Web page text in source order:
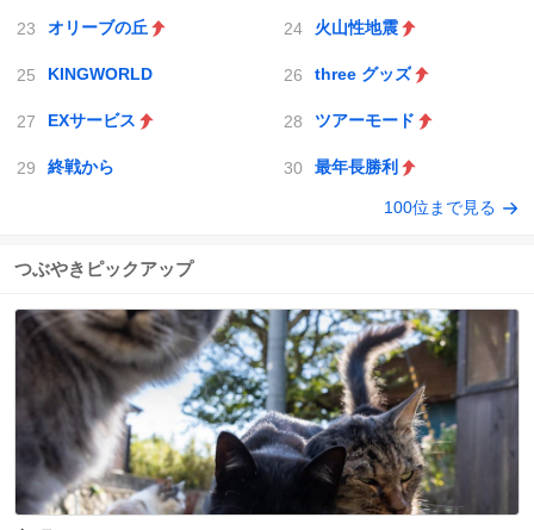
オリーブの丘 火山性地震
KINGWORLD three グッズ
EXサービス ツアーモード
終戦から 最年長勝利
100位まで見る
つぶやきピックアップ